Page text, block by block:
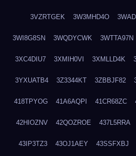
3VZRTGEK 3W3MHD4O
3WI8G8SN 3WQDYCWK 3WTTA97N
3XC4DIU7 3XMIH0VI 3XMLLD4K
3YXUATB4 3Z3344KT 3ZBBJF82
418TPYOG 41A6AQPI 41CR68ZC
42HIOZNV 42QOZROE 437L5RRA
43IP3TZ3 43OJ1AEY 43SSFXBJ